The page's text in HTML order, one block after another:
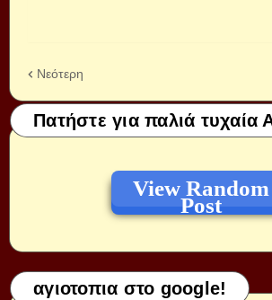
Νεότερη
Πατήστε για παλιά τυχαία
View Random
Post
αγιοτοπια στο google!